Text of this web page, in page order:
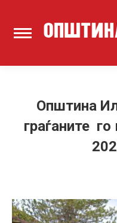
Општина
граѓаните